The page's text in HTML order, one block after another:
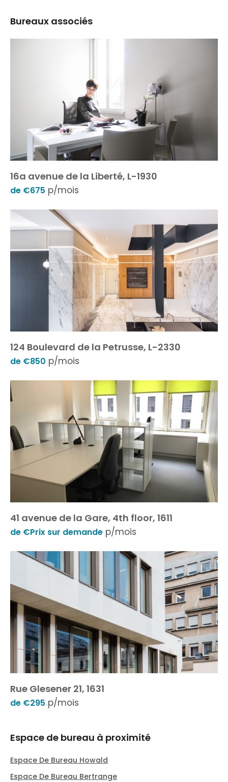
Bureaux associés
16a avenue de la Liberté, L-1930
de €675 p/mois
124 Boulevard de la Petrusse, L-2330
de €850 p/mois
41 avenue de la Gare, 4th floor, 1611
de €Prix sur demande p/mois
Rue Glesener 21, 1631
de €295 p/mois
Espace de bureau à proximité
Espace De Bureau Howald
Espace De Bureau Bertrange